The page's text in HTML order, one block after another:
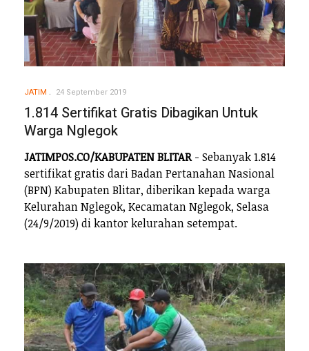
JATIM 24 September 2019
1.814 Sertifikat Gratis Dibagikan Untuk
Warga Nglegok
JATIMPOS.CO/KABUPATEN BLITAR- Sebanyak 1.814
sertifikat gratis dari Badan Pertanahan Nasional
(BPN) Kabupaten Blitar, diberikan kepada warga
Kelurahan Nglegok, Kecamatan Nglegok, Selasa
(24/9/2019) di kantor kelurahan setempat.